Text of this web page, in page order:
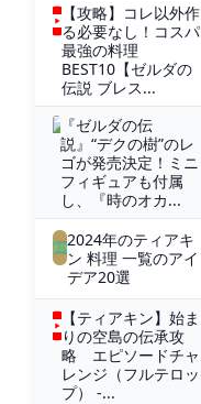
【攻略】コレ以外作
る必要なし！コスパ
最強の料理
BEST10【ゼルダの
伝説 ブレス...
『ゼルダの伝
説』“デクの樹”のレ
ゴが発売決定！ミニ
フィギュアも付属
し、『時のオカ...
2024年のティアキ
ン 料理 一覧のアイ
デア20選
【ティアキン】始ま
りの空島の伝承攻
略 エピソードチャ
レンジ（フルテロッ
プ） -...